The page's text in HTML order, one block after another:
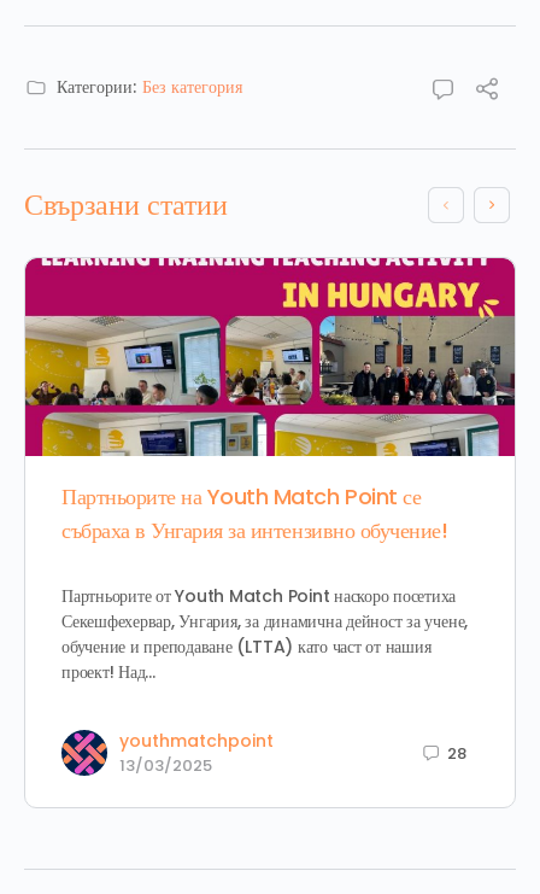
Категории: Без категория
Свързани статии
Партньорите на Youth Match Point се
събраха в Унгария за интензивно обучение!
Партньорите от Youth Match Point наскоро посетиха
Секешфехервар, Унгария, за динамична дейност за учене,
обучение и преподаване (LTTA) като част от нашия
проект! Над…
youthmatchpoint
13/03/2025
28